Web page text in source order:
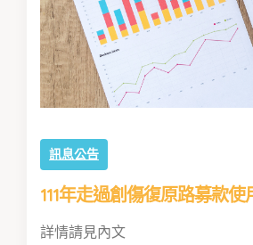
訊息公告
111年走過創傷復原路募款使
詳情請見內文